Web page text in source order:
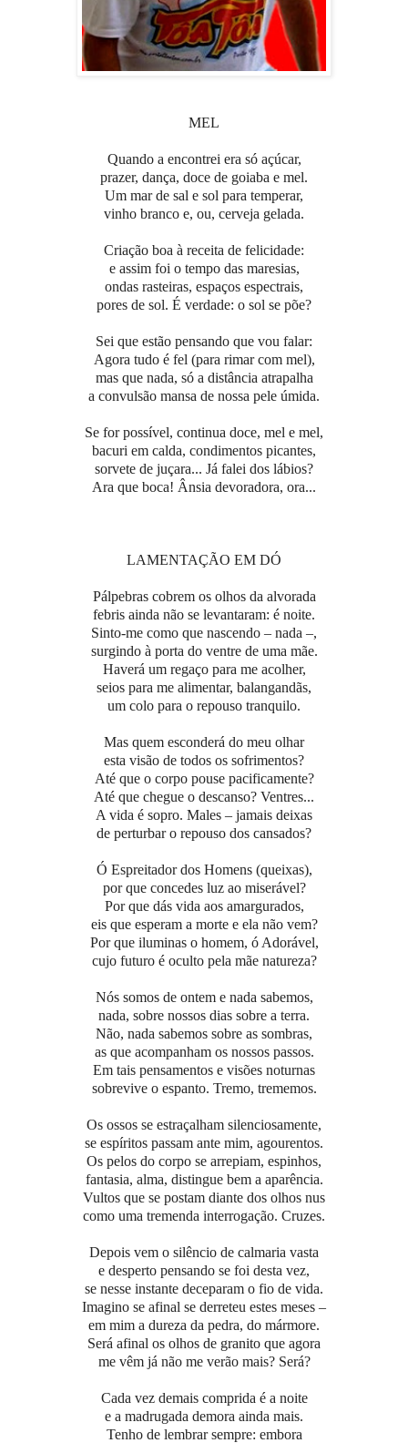
MEL
Quando a encontrei era só açúcar,
prazer, dança, doce de goiaba e mel.
Um mar de sal e sol para temperar,
vinho branco e, ou, cerveja gelada.
Criação boa à receita de felicidade:
e assim foi o tempo das maresias,
ondas rasteiras, espaços espectrais,
pores de sol. É verdade: o sol se põe?
Sei que estão pensando que vou falar:
Agora tudo é fel (para rimar com mel),
mas que nada, só a distância atrapalha
a convulsão mansa de nossa pele úmida.
Se for possível, continua doce, mel e mel,
bacuri em calda, condimentos picantes,
sorvete de juçara... Já falei dos lábios?
Ara que boca! Ânsia devoradora, ora...
LAMENTAÇÃO EM DÓ
Pálpebras cobrem os olhos da alvorada
febris ainda não se levantaram: é noite.
Sinto-me como que nascendo – nada –,
surgindo à porta do ventre de uma mãe.
Haverá um regaço para me acolher,
seios para me alimentar, balangandãs,
um colo para o repouso tranquilo.
Mas quem esconderá do meu olhar
esta visão de todos os sofrimentos?
Até que o corpo pouse pacificamente?
Até que chegue o descanso? Ventres...
A vida é sopro. Males – jamais deixas
de perturbar o repouso dos cansados?
Ó Espreitador dos Homens (queixas),
por que concedes luz ao miserável?
Por que dás vida aos amargurados,
eis que esperam a morte e ela não vem?
Por que iluminas o homem, ó Adorável,
cujo futuro é oculto pela mãe natureza?
Nós somos de ontem e nada sabemos,
nada, sobre nossos dias sobre a terra.
Não, nada sabemos sobre as sombras,
as que acompanham os nossos passos.
Em tais pensamentos e visões noturnas
sobrevive o espanto. Tremo, trememos.
Os ossos se estraçalham silenciosamente,
se espíritos passam ante mim, agourentos.
Os pelos do corpo se arrepiam, espinhos,
fantasia, alma, distingue bem a aparência.
Vultos que se postam diante dos olhos nus
como uma tremenda interrogação. Cruzes.
Depois vem o silêncio de calmaria vasta
e desperto pensando se foi desta vez,
se nesse instante deceparam o fio de vida.
Imagino se afinal se derreteu estes meses –
em mim a dureza da pedra, do mármore.
Será afinal os olhos de granito que agora
me vêm já não me verão mais? Será?
Cada vez demais comprida é a noite
e a madrugada demora ainda mais.
Tenho de lembrar sempre: embora